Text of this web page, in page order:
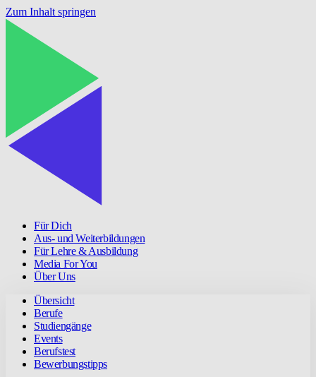
Zum Inhalt springen
Für Dich
Aus- und Weiterbildungen
Für Lehre & Ausbildung
Media For You
Über Uns
Übersicht
Berufe
Studiengänge
Events
Berufstest
Bewerbungstipps